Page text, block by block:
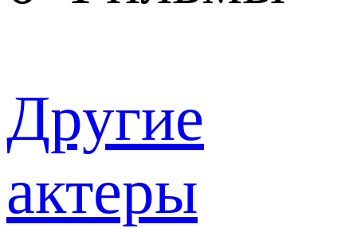
Другие
актеры